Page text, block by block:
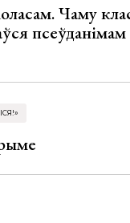
Чаму
псеўданімам